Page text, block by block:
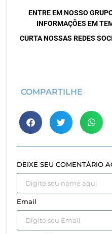
ENTRE EM NOSSO
INFORMAÇÕES EM
CURTA NOSSAS REDES
COMPARTILHE
DEIXE SEU COMENTÁRIO
Email